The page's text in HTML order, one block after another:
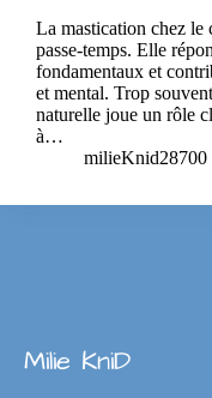
La mastication chez le
passe-temps. Elle
fondamentaux et
et mental. Trop
naturelle joue un rôle
à…
milieKnid28700
Milie KniD